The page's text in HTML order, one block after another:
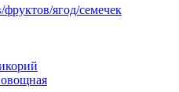
ягод/семечек